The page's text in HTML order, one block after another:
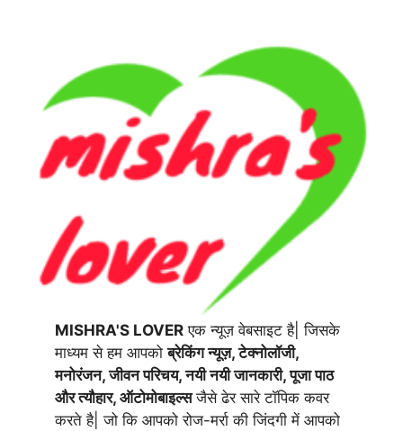
MISHRA'S LOVER एक न्यूज़ वेबसाइट है| जिसके
माध्यम से हम आपकोब्रेकिंग न्यूज़, टेक्नोलॉजी,
मनोरंजन, जीवन परिचय, नयी नयी जानकारी, पूजा पाठ
और त्यौहार, ऑटोमोबाइल्सजैसे ढेर सारे टॉपिक कवर
करते है| जो कि आपको रोज-मर्रा की जिंदगी में आपको